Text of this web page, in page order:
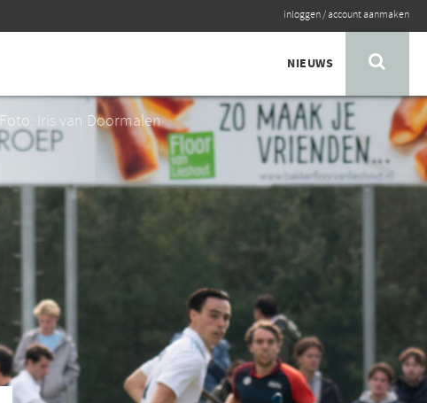
inloggen/account aanmaken
NIEUWS
Foto: Iris van Doormalen